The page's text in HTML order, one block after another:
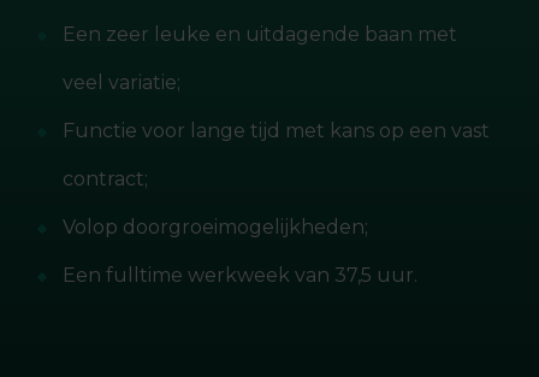
Een zeer leuke en uitdagende baan met
veel variatie;
Functie voor lange tijd met kans op een vast
contract;
Volop doorgroeimogelijkheden;
Een fulltime werkweek van 37,5 uur.